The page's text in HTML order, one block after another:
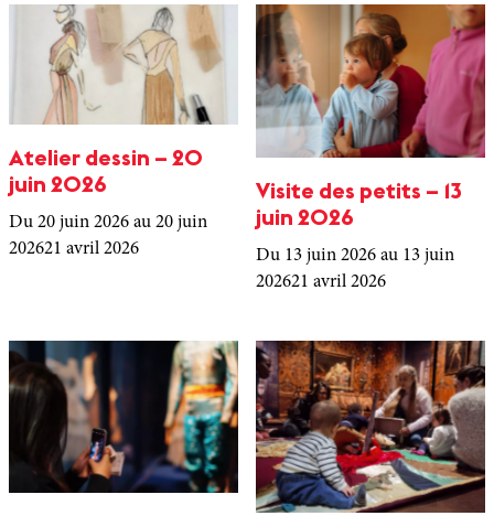
Atelier dessin – 20
juin 2026
Du 20 juin 2026 au 20 juin
202621 avril 2026
Visite des petits – 13
juin 2026
Du 13 juin 2026 au 13 juin
202621 avril 2026